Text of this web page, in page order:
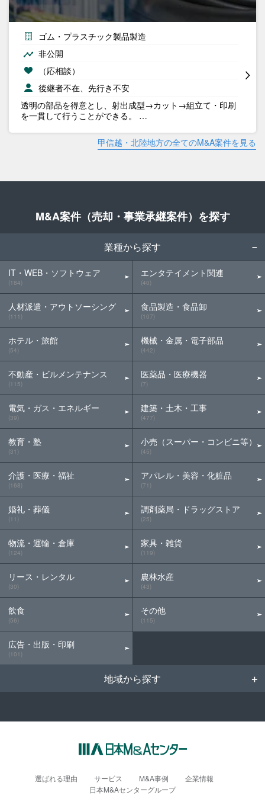
ゴム・プラスチック製品製造
非公開
（応相談）
後継者不在、先行き不安
透明の部品を得意とし、射出成型→カット→組立て・印刷
を一貫して行うことができる。 …
甲信越・北陸地方の全てのM&A案件を見る
M&A案件（売却・事業承継案件）を探す
業種から探す
IT・WEB・ソフトウェア
(184)
人材派遣・アウトソーシング
(111)
ホテル・旅館
(54)
不動産・ビルメンテナンス
(115)
電気・ガス・エネルギー
(39)
教育・塾
(31)
介護・医療・福祉
(168)
婚礼・葬儀
(11)
物流・運輸・倉庫
(124)
リース・レンタル
(30)
飲食
(56)
広告・出版・印刷
(101)
エンタテイメント関連
(40)
食品製造・食品卸
(107)
機械・金属・電子部品
(442)
医薬品・医療機器
(7)
建築・土木・工事
(477)
小売（スーパー・コンビニ等）
(45)
アパレル・美容・化粧品
(71)
調剤薬局・ドラッグストア
(25)
家具・雑貨
(119)
農林水産
(43)
その他
(115)
地域から探す
選ばれる理由 サービス M&A事例
企業情報
日本M&Aセンターグループ